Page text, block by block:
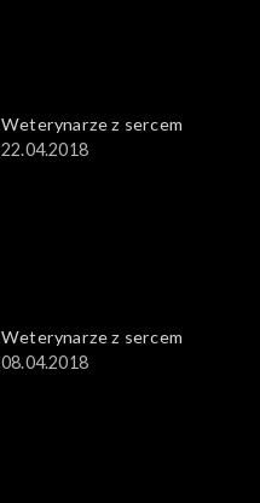
Weterynarze z sercem
22.04.2018
Weterynarze z sercem
08.04.2018